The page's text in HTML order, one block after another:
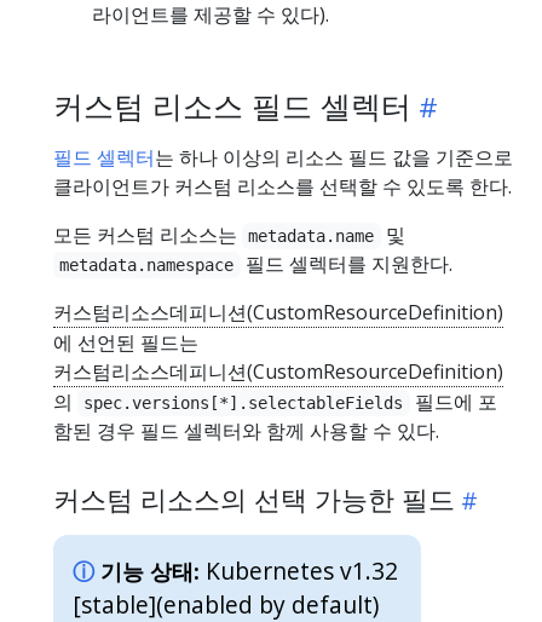
라이언트를 제공할 수 있다).
커스텀 리소스 필드 셀렉터
필드 셀렉터는 하나 이상의 리소스 필드 값을 기준으로
클라이언트가 커스텀 리소스를 선택할 수 있도록 한다.
모든 커스텀 리소스는
metadata.name 및
metadata.namespace
필드 셀렉터를 지원한다.
커스텀리소스데피니션(CustomResourceDefinition)
에 선언된 필드는
커스텀리소스데피니션(CustomResourceDefinition)
의
spec.versions[*].selectableFields
필드에 포
함된 경우 필드 셀렉터와 함께 사용할 수 있다.
커스텀 리소스의 선택 가능한 필드
기능 상태: Kubernetes v1.32
[stable](enabled by default)